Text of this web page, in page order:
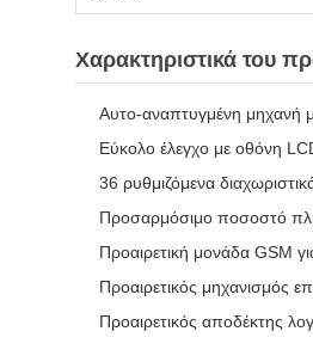
Χαρακτηριστικά του
Αυτο-αναπτυγμένη μηχανή
Εύκολο έλεγχο με οθόνη LCD
36 ρυθμιζόμενα
Προσαρμόσιμο ποσοστό
Προαιρετική μονάδα GSM
Προαιρετικός μηχανισμός
Προαιρετικός αποδέκτης